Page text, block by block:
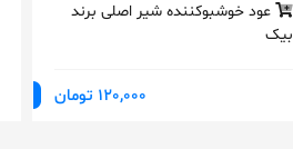
عود خوشبوکننده شیر اصلی برند
بیک
120,000 تومان